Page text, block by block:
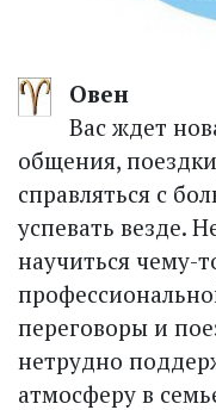
Овен
Вас ждет
общения,
справляться с
успевать везде.
научиться чему-
переговоры и
нетрудно
атмосферу в